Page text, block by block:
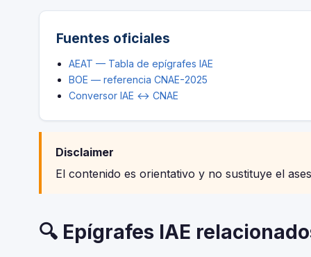
Fuentes oficiales
AEAT — Tabla de epígrafes IAE
BOE — referencia CNAE-2025
Conversor IAE ↔ CNAE
Disclaimer
El contenido es orientativo y no sustituye el
🔍 Epígrafes IAE